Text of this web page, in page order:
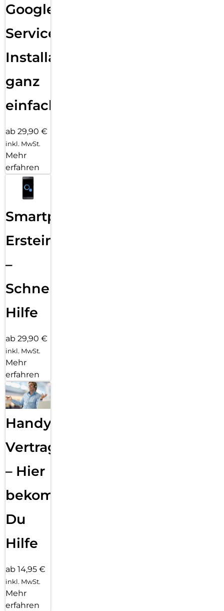
Google
Services
Installation
ganz
einfach
ab 29,90 €
inkl. MwSt.
Mehr
erfahren
Smartphone
Ersteinrichtung
–
Schnelle
Hilfe
ab 29,90 €
inkl. MwSt.
Mehr
erfahren
Handy
Vertragsabwicklung
– Hier
bekommst
Du
Hilfe
ab 14,95 €
inkl. MwSt.
Mehr
erfahren